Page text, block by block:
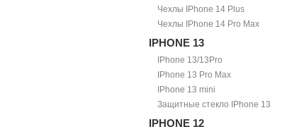
Чехлы IPhone 14 Plus
Чехлы IPhone 14 Pro Max
IPHONE 13
IPhone 13/13Pro
IPhone 13 Pro Max
IPhone 13 mini
Защитные стекло IPhone 13
IPHONE 12